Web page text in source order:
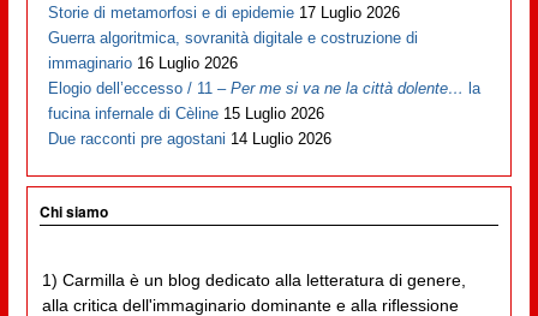
Storie di metamorfosi e di epidemie 17 Luglio 2026
Guerra algoritmica, sovranità digitale e costruzione di
immaginario 16 Luglio 2026
Elogio dell’eccesso / 11 –Per me si va ne la città dolente… la
fucina infernale di Cèline 15 Luglio 2026
Due racconti pre agostani 14 Luglio 2026
Chi siamo
1) Carmilla è un blog dedicato alla letteratura di genere,
alla critica dell'immaginario dominante e alla riflessione